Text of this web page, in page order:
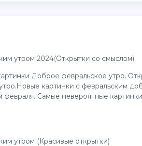
утром 2024(Открытки со смыслом)
Доброе февральское утро.
картинки с февральским
февраля. Самые невероятные
утром (Красивые открытки)